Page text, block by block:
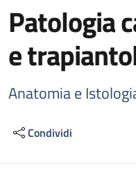
Patologia
e
Anatomia e
Condividi